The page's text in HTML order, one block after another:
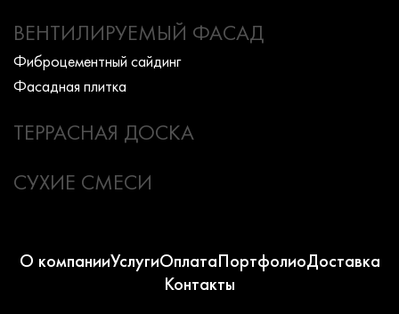
ВЕНТИЛИРУЕМЫЙ ФАСАД
Фиброцементный сайдинг
Фасадная плитка
ТЕРРАСНАЯ ДОСКА
СУХИЕ СМЕСИ
О компанииУслугиОплатаПортфолиоДоставка
Контакты